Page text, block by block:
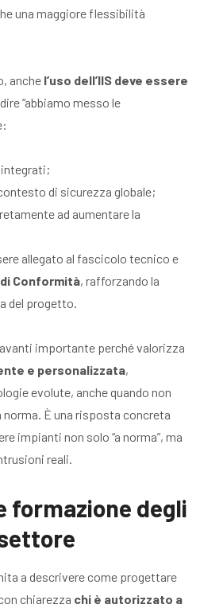
una maggiore flessibilità
anche l’uso dell’IIS deve essere
“abbiamo messo le
di sicurezza globale;
ad aumentare la
allegato al fascicolo tecnico e
Conformità, rafforzando la
del progetto.
importante perché valorizza
e personalizzata,
evolute, anche quando non
È una risposta concreta
impianti non solo “a norma”, ma
reali.
formazione degli
a descrivere come progettare
chiarezza chi è autorizzato a